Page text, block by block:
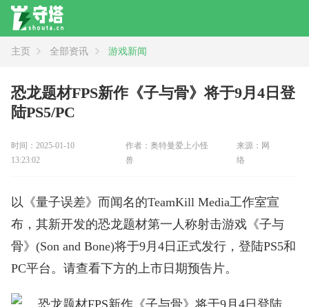
全部 新闻 攻略 评测
主页 全部资讯 游戏新闻
恐龙题材FPS新作《子与骨》将于9月4日登
陆PS5/PC
时间：2025-01-10
13:23:02
作者：奥特曼爱上小怪
兽
来源：网
络
以《量子误差》而闻名的TeamKill Media工作室宣
布，其新开发的恐龙题材第一人称射击游戏《子与
骨》(Son and Bone)将于9月4日正式发行，登陆PS5和
PC平台。请查看下方的上市日期预告片。